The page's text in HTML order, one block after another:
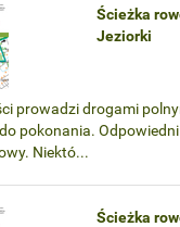
Ścieżka
Jeziorki
prowadzi drogami
pokonania.
Niektó...
Ścieżka